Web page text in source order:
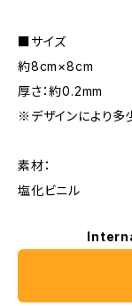
■サイズ
約8cm×8cm
厚さ：約0.2mm
※デザインにより多
素材：
塩化ビニル